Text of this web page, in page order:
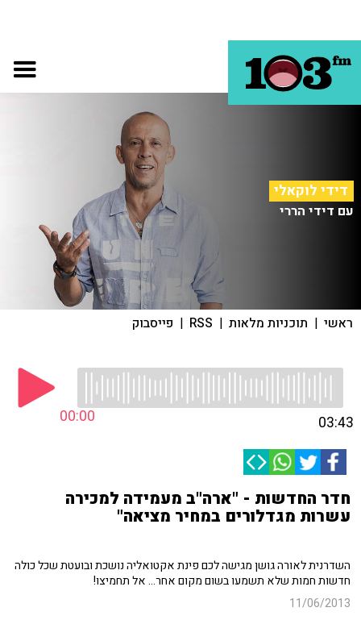
דידי לוקאלי
עם דידי הררי
ראשי | תוכניות מלאות |
RSS
| פייסבוק
00:00 03:43
חדר החדשות - "ארה"ב מעמידה למכירה
עשרות מגדלורים במחיר מציאה"
השדרנית לאורה גושן מגישה לכם פינת אקטואליה נושכת ובועטת שכל כולה
חדשות חמות שלא תשמעו בשום מקום אחר... אל תחמיצו!
11/06/2013